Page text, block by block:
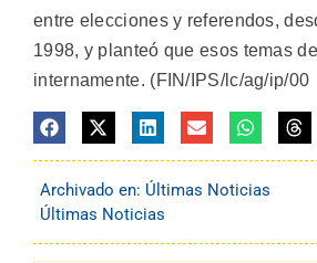
entre elecciones y referendos,
1998, y planteó que esos temas
internamente. (FIN/IPS/lc/ag/ip/00
Archivado en: Últimas Noticias
Últimas Noticias